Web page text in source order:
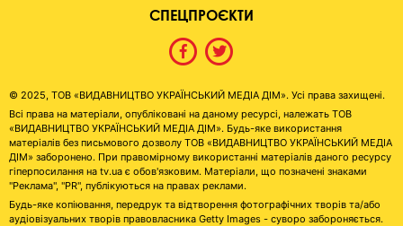
СПЕЦПРОЄКТИ
© 2025, ТОВ «ВИДАВНИЦТВО УКРАЇНСЬКИЙ МЕДІА ДІМ». Усі права захищені.
Всі права на матеріали, опубліковані на даному ресурсі, належать ТОВ
«ВИДАВНИЦТВО УКРАЇНСЬКИЙ МЕДІА ДІМ». Будь-яке використання
матеріалів без письмового дозволу ТОВ «ВИДАВНИЦТВО УКРАЇНСЬКИЙ МЕДІА
ДІМ» заборонено. При правомірному використанні матеріалів даного ресурсу
гіперпосилання на tv.ua є обов'язковим. Матеріали, що позначені знаками
"Реклама", "PR", публікуються на правах реклами.
Будь-яке копіювання, передрук та відтворення фотографічних творів та/або
аудіовізуальних творів правовласника Getty Images - суворо забороняється.